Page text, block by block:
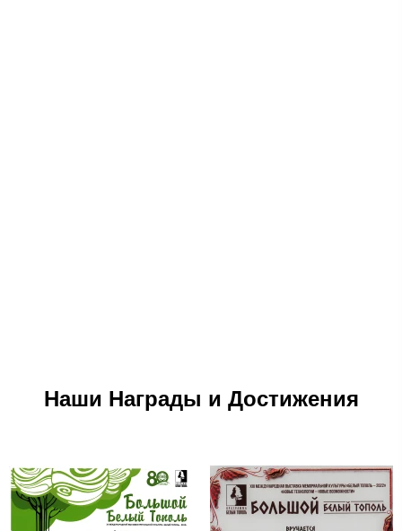
Наши Награды и Достижения